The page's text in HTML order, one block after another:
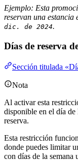
Ejemplo: Esta
reservan una estancia
dic. de 2024.
Días de reserva
Sección titulada
Nota
Al activar esta
disponible en el día de
reserva.
Esta restricción
donde puedes limitar
con días de la semana